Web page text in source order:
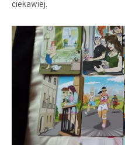
ciekawiej.